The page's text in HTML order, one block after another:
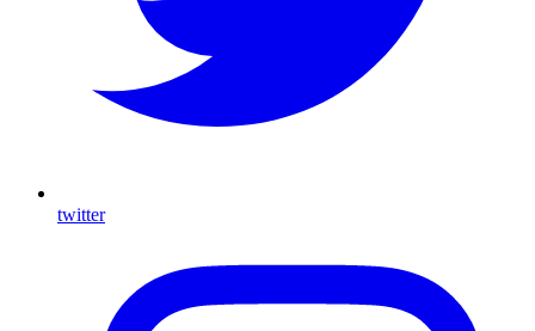
twitter